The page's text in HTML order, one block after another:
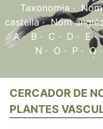
Taxonomia ·
castellà·Nom
A·B · C · D · E·
N · O · P · Q
CERCADOR DE
PLANTES